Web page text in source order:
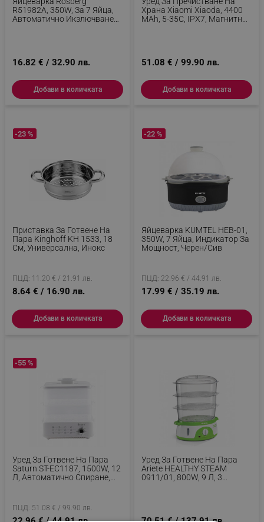
R51982A, 350W, За 7 Яйца,
Автоматично Икзлючване
16.82 € / 32.90 лв.
Добави в количката
Храна Xiaomi Xiaoda, 4400
MAh, 5-35C, IPX7, Магнитно
51.08 € / 99.90 лв.
Добави в количката
Приставка За Готвене На
Пара Kinghoff KH 1533, 18
См, Универсална, Инокс
-23 %
ПЦД: 11.20 € / 21.91 лв.
8.64 € / 16.90 лв.
Добави в количката
Яйцеварка KUMTEL HEB-01,
350W, 7 Яйца, Индикатор За
Мощност, Черен/сив
-22 %
ПЦД: 22.96 € / 44.91 лв.
17.99 € / 35.19 лв.
Добави в количката
Уред За Готвене На Пара
Saturn ST-EC1187, 1500W, 12
Л, Автоматично Спиране,
-55 %
ПЦД: 51.08 € / 99.90 лв.
Уред За Готвене На Пара
Ariete HEALTHY STEAM
0911/01, 800W, 9 Л, 3